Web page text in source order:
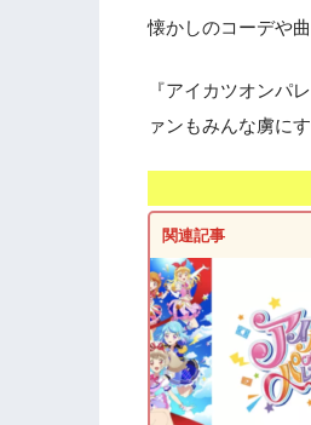
懐かしのコーデや
『アイカツオンパ
ァンもみんな虜に
関連記事